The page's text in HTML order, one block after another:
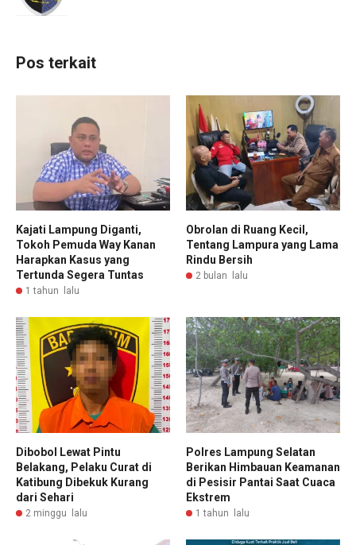
Pos terkait
Kajati Lampung Diganti,
Tokoh Pemuda Way Kanan
Harapkan Kasus yang
Tertunda Segera Tuntas
1 tahun lalu
Obrolan di Ruang Kecil,
Tentang Lampura yang Lama
Rindu Bersih
2 bulan lalu
Dibobol Lewat Pintu
Belakang, Pelaku Curat di
Katibung Dibekuk Kurang
dari Sehari
2 minggu lalu
Polres Lampung Selatan
Berikan Himbauan Keamanan
di Pesisir Pantai Saat Cuaca
Ekstrem
1 tahun lalu